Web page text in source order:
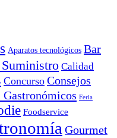
Aparatos tecnológicos Bar
Calidad
Concurso Consejos
Gastronómicos Feria
Foodservice
Gourmet